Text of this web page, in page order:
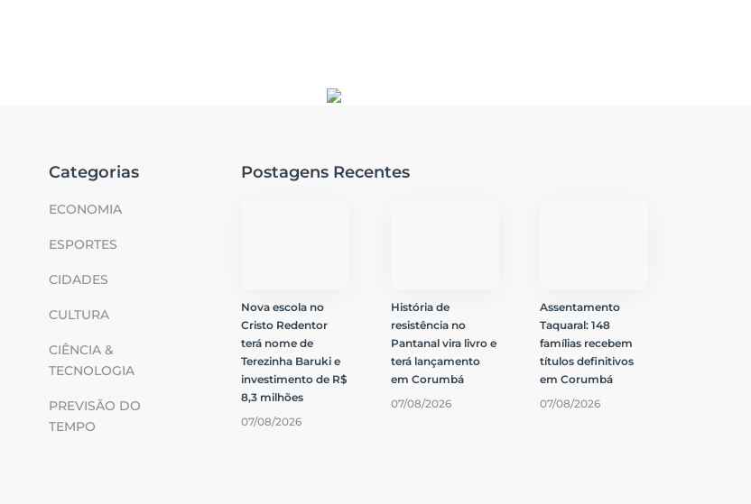
Categorias
ECONOMIA
ESPORTES
CIDADES
CULTURA
CIÊNCIA &
TECNOLOGIA
PREVISÃO DO
TEMPO
Postagens Recentes
Nova escola no
Cristo Redentor
terá nome de
Terezinha Baruki e
investimento de R$
8,3 milhões
07/08/2026
História de
resistência no
Pantanal vira livro e
terá lançamento
em Corumbá
07/08/2026
Assentamento
Taquaral: 148
famílias recebem
títulos definitivos
em Corumbá
07/08/2026